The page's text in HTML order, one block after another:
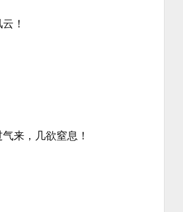
！
来，几欲窒息！